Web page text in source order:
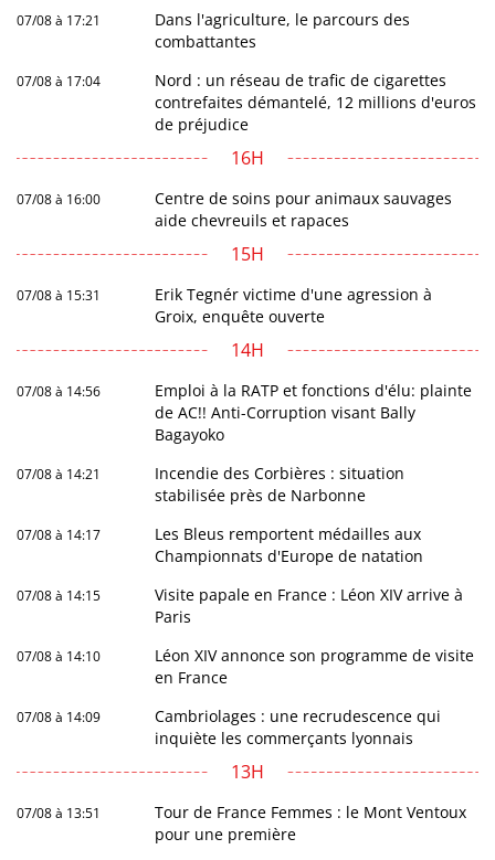
07/08 à 17:21
Dans l'agriculture, le parcours des
combattantes
07/08 à 17:04
Nord : un réseau de trafic de cigarettes
contrefaites démantelé, 12 millions d'euros
de préjudice
16H
07/08 à 16:00
Centre de soins pour animaux sauvages
aide chevreuils et rapaces
15H
07/08 à 15:31
Erik Tegnér victime d'une agression à
Groix, enquête ouverte
14H
07/08 à 14:56
Emploi à la RATP et fonctions d'élu: plainte
de AC!! Anti-Corruption visant Bally
Bagayoko
07/08 à 14:21
Incendie des Corbières : situation
stabilisée près de Narbonne
07/08 à 14:17
Les Bleus remportent médailles aux
Championnats d'Europe de natation
07/08 à 14:15
Visite papale en France : Léon XIV arrive à
Paris
07/08 à 14:10
Léon XIV annonce son programme de visite
en France
07/08 à 14:09
Cambriolages : une recrudescence qui
inquiète les commerçants lyonnais
13H
07/08 à 13:51
Tour de France Femmes : le Mont Ventoux
pour une première